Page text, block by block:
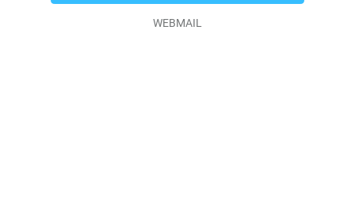
WEBMAIL